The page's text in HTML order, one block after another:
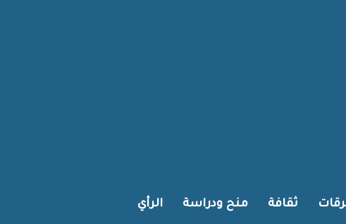
ثقافة منح ودراسة الرأي